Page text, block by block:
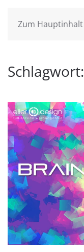
Zum
Schlagwort: